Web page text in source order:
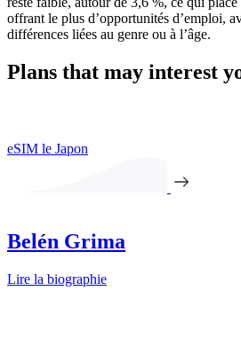
offrant le plus d’opportunités d’emploi,
différences liées au genre ou à l’âge.
Plans that may interest
eSIM le Japon
Belén Grima
Lire la biographie